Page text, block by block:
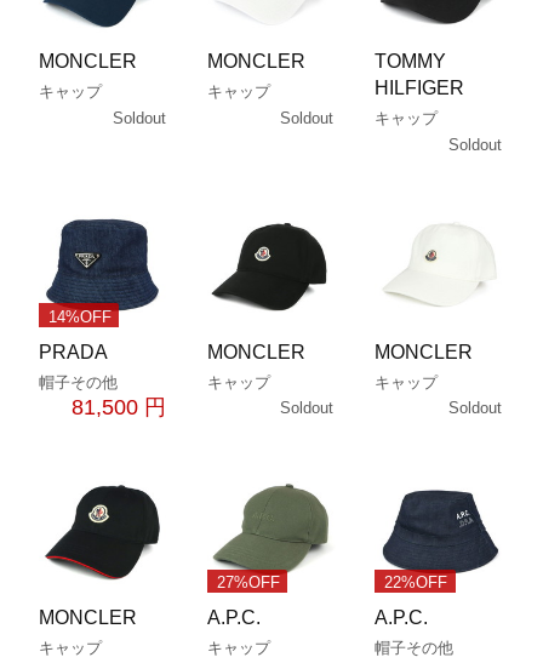
MONCLER
キャップ
Soldout
MONCLER
キャップ
Soldout
TOMMY
HILFIGER
キャップ
Soldout
14%OFF
PRADA
帽子その他
81,500 円
MONCLER
キャップ
Soldout
MONCLER
キャップ
Soldout
MONCLER
キャップ
27%OFF
A.P.C.
キャップ
22%OFF
A.P.C.
帽子その他